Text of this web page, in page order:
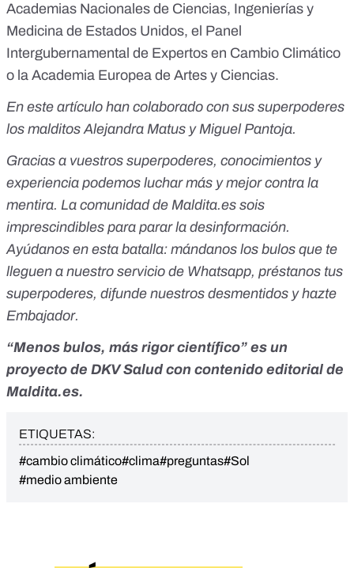
Academias Nacionales de Ciencias, Ingenierías y
Medicina de Estados Unidos, el Panel
Intergubernamental de Expertos en Cambio Climático
o la Academia Europea de Artes y Ciencias.
En este artículo han colaborado con sus superpoderes
los malditosAlejandra Matus yMiguel Pantoja.
Gracias a vuestros superpoderes, conocimientos y
experiencia podemos luchar más y mejor contra la
mentira. La comunidad de Maldita.es sois
imprescindibles para parar la desinformación.
Ayúdanos en esta batalla: mándanos los bulos que te
lleguen a nuestro servicio de Whatsapp, préstanos tus
superpoderes, difunde nuestros desmentidos yhazte
Embajador.
“Menos bulos, más rigor científico” es un
proyecto de DKV Saludcon contenido editorial de
Maldita.es.
ETIQUETAS:
#cambio climático#clima#preguntas#Sol
#medio ambiente